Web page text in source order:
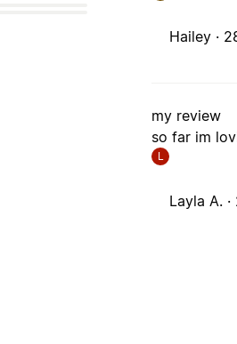
Hailey ·
my review
so far im
L
Layla A. ·